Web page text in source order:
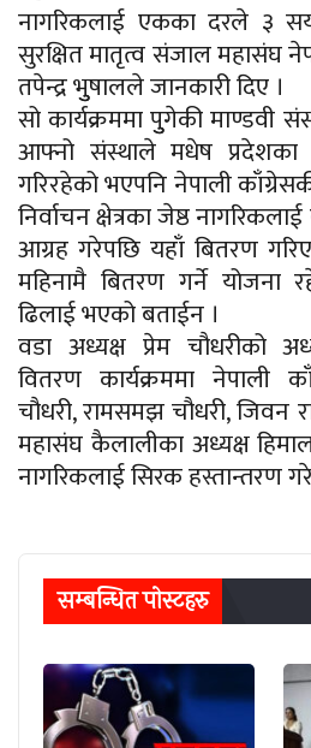
नागरिकलाई एकका दरले ३
सुरक्षित मातृत्व संजाल महासंघ
तपेन्द्र भुुषालले जानकारी दिए ।
सो कार्यक्रममा पुुगेकी माण्डवी
आफ्नो संस्थाले मधेष प्रदेशका
गरिरहेको भएपनि नेपाली
निर्वाचन क्षेत्रका जेष्ठ
आग्रह गरेपछि यहाँ बितरण
महिनामै बितरण गर्ने योजना
ढिलाई भएको बताईन ।
वडा अध्यक्ष प्रेम चौधरीको
वितरण कार्यक्रममा नेपाली
चौधरी, रामसमझ चौधरी, जिवन
महासंघ कैलालीका अध्यक्ष
नागरिकलाई सिरक हस्तान्तरण
सम्बन्धित पाेस्टहरु